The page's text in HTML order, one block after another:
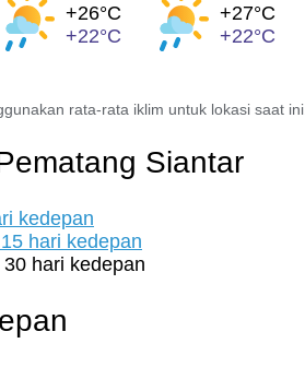
+26°C
+22°C
+27°C
+22°C
rata-rata iklim untuk lokasi saat ini..
Siantar
kedepan
hari kedepan
hari kedepan